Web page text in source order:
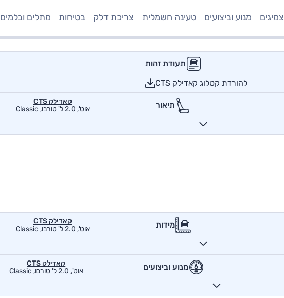
צמיגים מנוע וביצועים טעינה חשמלית צריכת דלק בטיחות מתלים ובלמים
תעודת זהות
להורדת קטלוג קאדילק CTS
תיאור
קאדילק CTS
אוט', 2.0 ל' טורבו, Classic
מידות
קאדילק CTS
אוט', 2.0 ל' טורבו, Classic
מנוע וביצועים
קאדילק CTS
אוט', 2.0 ל' טורבו, Classic